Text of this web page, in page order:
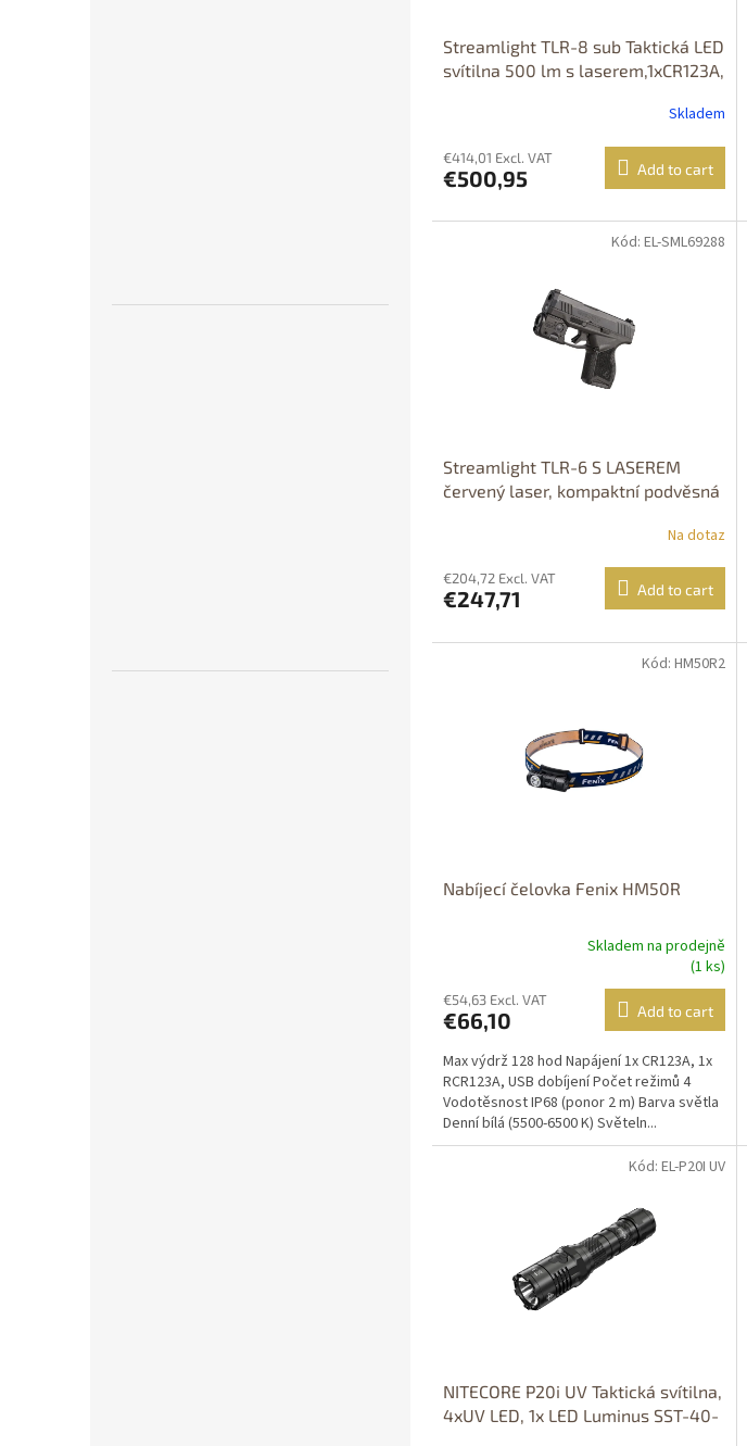
Streamlight TLR-8 sub Taktická LED
svítilna 500 lm s laserem,1xCR123A,
ČR!!! Typ: TLR 8 G sub - zelený laser
Skladem
€414,01 Excl. VAT
€500,95 Add to cart
Streamlight TLR-6 S LASEREM
červený laser, kompaktní podvěsná
POUZE NA ÚZEMÍ ČR!!! Typ: Taurus
Na dotaz
€204,72 Excl. VAT
€247,71 Add to cart
Kód: EL-SML69288
Nabíjecí čelovka Fenix HM50R
Skladem na prodejně
(1 ks)
€54,63 Excl. VAT
€66,10 Add to cart
Max výdrž 128 hod Napájení 1x CR123A, 1x
RCR123A, USB dobíjení Počet režimů 4
Vodotěsnost IP68 (ponor 2 m) Barva světla
Denní bílá (5500-6500 K) Světeln...
Kód: HM50R2
NITECORE P20i UV Taktická svítilna,
4xUV LED, 1x LED Luminus SST-40-
Kód: EL-P20I UV